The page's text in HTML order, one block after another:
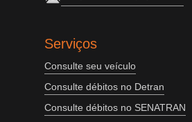
Serviços
Consulte seu veículo
Consulte débitos no Detran
Consulte débitos no SENATRAN